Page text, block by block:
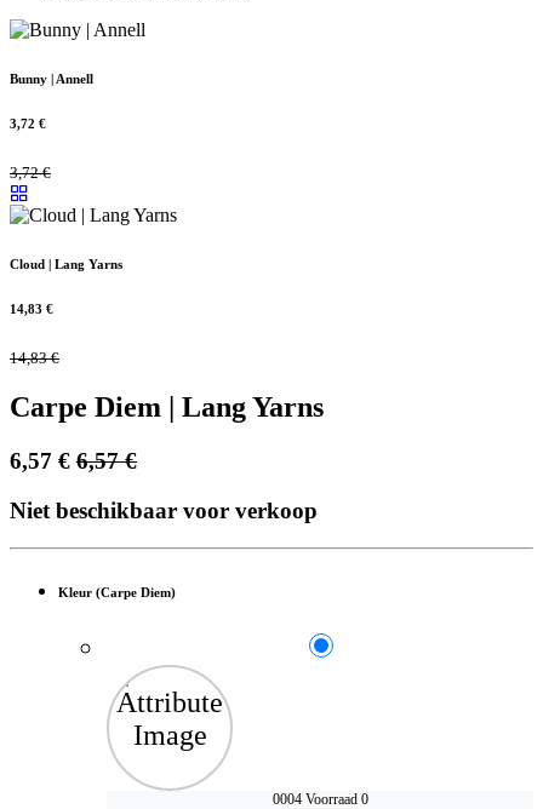
Bunny | Annell
3,72 €
3,72€
Cloud | Lang Yarns
14,83 €
14,83€
Carpe Diem | Lang Yarns
6,57 € 6,57€
Niet beschikbaar voor verkoop
Kleur (Carpe Diem)
0004 Voorraad 0